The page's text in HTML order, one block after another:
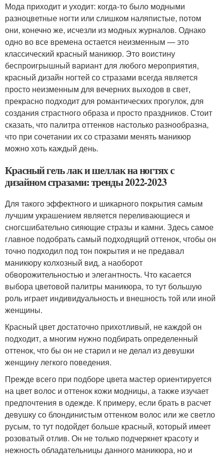
Мода приходит и уходит: когда-то было модными
разноцветные ногти или слишком наляпистые, потом
они, конечно же, исчезли из модных журналов. Однако
одно во все времена остается неизменным — это
классический красный маникюр. Это воистину
беспроигрышный вариант для любого мероприятия,
красный дизайн ногтей со стразами всегда является
просто неизменным для вечерних выходов в свет,
прекрасно подходит для романтических прогулок, для
создания страстного образа и просто праздников. Стоит
сказать, что палитра оттенков настолько разнообразна,
что при сочетании их со стразами менять маникюр
можно хоть каждый день.
Красный гель лак и шеллак на ногтях с
дизайном стразами: тренды 2022-2023
Для такого эффектного и шикарного покрытия самым
лучшим украшением является переливающиеся и
сногсшибательно сияющие стразы и камни. Здесь самое
главное подобрать самый подходящий оттенок, чтобы он
точно подходил под тон покрытия и не предавал
маникюру колхозный вид, а наоборот
обворожительностью и элегантность. Что касается
выбора цветовой палитры маникюра, то тут большую
роль играет индивидуальность и внешность той или иной
женщины.
Красный цвет достаточно прихотливый, не каждой он
подходит, а многим нужно подбирать определенный
оттенок, что бы он не старил и не делал из девушки
женщину легкого поведения.
Прежде всего при подборе цвета мастер ориентируется
на цвет волос и оттенок кожи модницы, а также изучает
предпочтения в одежде. К примеру, если брать в расчет
девушку со блондинистым оттенком волос или же светло
русым, то тут подойдет больше красный, который имеет
розоватый отлив. Он не только подчеркнет красоту и
нежность обладательницы данного маникюра, но и